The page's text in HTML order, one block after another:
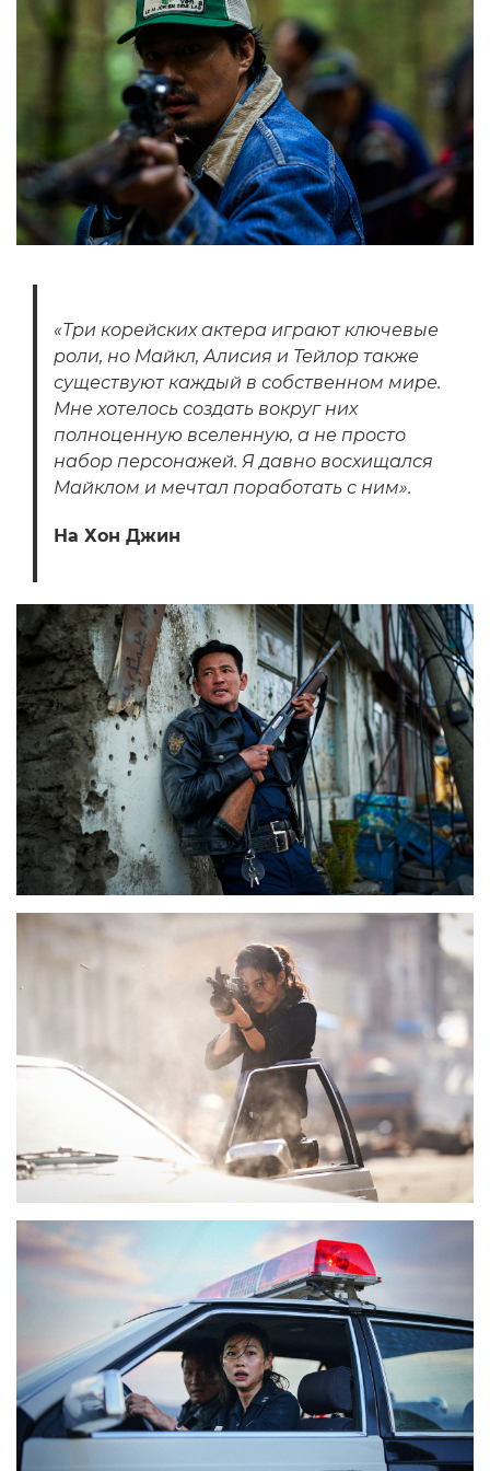
«Три корейских актера играют ключевые
роли, но Майкл, Алисия и Тейлор также
существуют каждый в собственном мире.
Мне хотелось создать вокруг них
полноценную вселенную, а не просто
набор персонажей. Я давно восхищался
Майклом и мечтал поработать с ним».
На Хон Джин